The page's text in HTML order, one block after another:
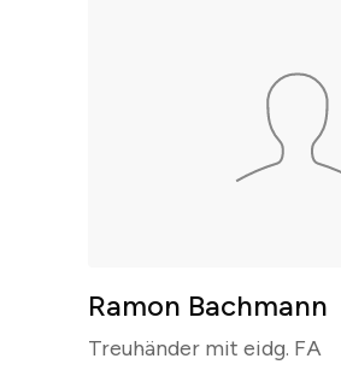
Ramon Bachmann
Treuhänder mit eidg. FA